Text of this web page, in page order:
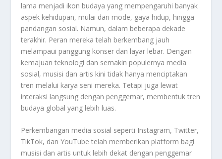
lama menjadi ikon budaya yang mempengaruhi banyak
aspek kehidupan, mulai dari mode, gaya hidup, hingga
pandangan sosial. Namun, dalam beberapa dekade
terakhir. Peran mereka telah berkembang jauh
melampaui panggung konser dan layar lebar. Dengan
kemajuan teknologi dan semakin populernya media
sosial, musisi dan artis kini tidak hanya menciptakan
tren melalui karya seni mereka. Tetapi juga lewat
interaksi langsung dengan penggemar, membentuk tren
budaya global yang lebih luas.
Perkembangan media sosial seperti Instagram, Twitter,
TikTok, dan YouTube telah memberikan platform bagi
musisi dan artis untuk lebih dekat dengan penggemar